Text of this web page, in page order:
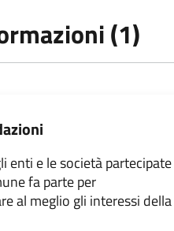
(1)
enti e le società partecipate
fa parte per
al meglio gli interessi della